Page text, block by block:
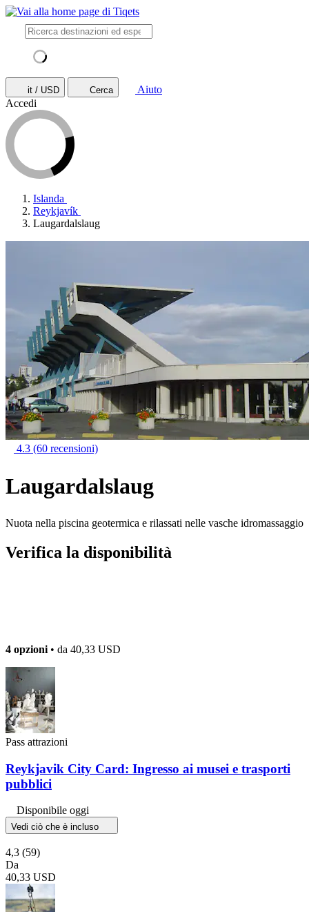
it / USD Cerca
Aiuto
Accedi
Islanda
Reykjavík
Laugardalslaug
4.3 (60 recensioni)
Laugardalslaug
Nuota nella piscina geotermica e rilassati nelle vasche idromassaggio
Verifica la disponibilità
4 opzioni • da 40,33 USD
Pass attrazioni
Reykjavik City Card: Ingresso ai musei e trasporti
pubblici
Disponibile oggi
Vedi ciò che è incluso
4,3 (59)
Da
40,33 USD